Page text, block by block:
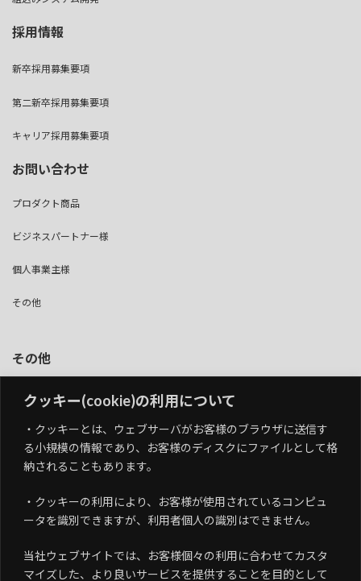
クッキー(cookie)の利用について
・クッキーとは、ウェブサーバがお客様のブラウザに送信す
る小規模の情報であり、お客様のディスクにファイルとして格
納されることもあります。
・クッキーの利用により、お客様が使用されているコンピュ
ータを識別できますが、利用者個人の識別はできません。
当社ウェブサイトでは、お客様個々の利用に合わせてカスタ
マイズした、より良いサービスを提供することを目的として
採用情報
新卒採用募集要項
第二新卒採用募集要項
キャリア採用募集要項
お問い合わせ
プロダクト商品
ビジネスパートナー様
個人事業主様
その他
その他
個人情報保護方針
情報セキュリティ基本方針
（ISMS認証取得）
品質方針